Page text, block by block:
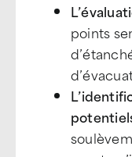
points
d’étanch
L’
soulè